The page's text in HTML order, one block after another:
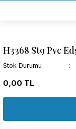
BÜTÜN
TÜRKİYE
H3368 St9 Pvc
Stok Durumu
0,00 TL